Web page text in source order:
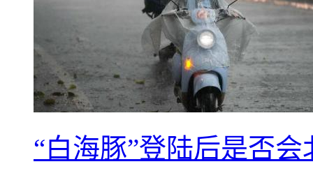
“白海豚”登陆后是否